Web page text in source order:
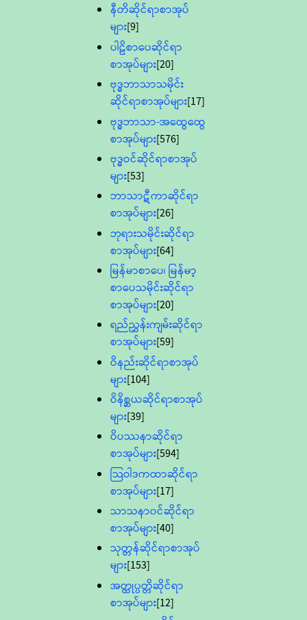
နီတိဆိုင်ရာစာအုပ်
များ[9]
ပါဠိစာပေဆိုင်ရာ
စာအုပ်များ[20]
ဗုဒ္ဓဘာသာသမိုင်း
ဆိုင်ရာစာအုပ်များ[17]
ဗုဒ္ဓဘာသာ-အထွေထွေ
စာအုပ်များ[576]
ဗုဒ္ဓဝင်ဆိုင်ရာစာအုပ်
များ[53]
ဘာသာဋီကာဆိုင်ရာ
စာအုပ်များ[26]
ဘုရားသမိုင်းဆိုင်ရာ
စာအုပ်များ[64]
မြန်မာစာပေ၊ မြန်မာ့
စာပေသမိုင်းဆိုင်ရာ
စာအုပ်များ[20]
ရည်ညွှန်းကျမ်းဆိုင်ရာ
စာအုပ်များ[59]
ဝိနည်းဆိုင်ရာစာအုပ်
များ[104]
ဝိနိစ္ဆယဆိုင်ရာစာအုပ်
များ[39]
ဝိပဿနာဆိုင်ရာ
စာအုပ်များ[594]
သြဝါဒကထာဆိုင်ရာ
စာအုပ်များ[17]
သာသနာ၀င်ဆိုင်ရာ
စာအုပ်များ[40]
သုတ္တန်ဆိုင်ရာစာအုပ်
များ[153]
အတ္ထုပ္ပတ္တိဆိုင်ရာ
စာအုပ်များ[12]